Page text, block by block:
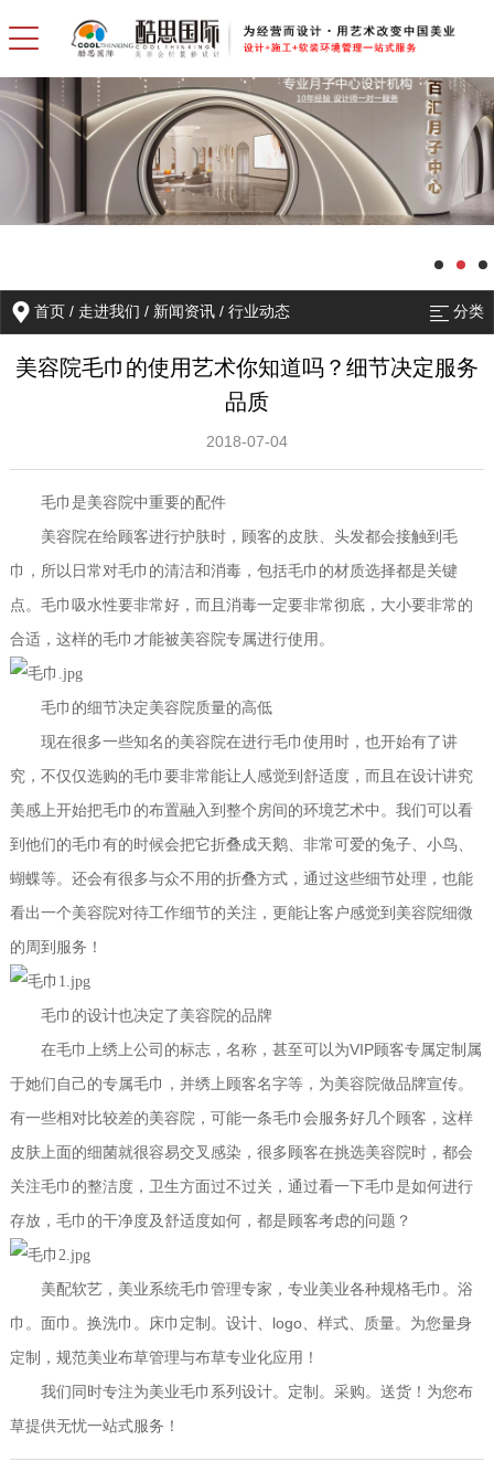
首页 / 走进我们 / 新闻资讯 /行业动态 分类
美容院毛巾的使用艺术你知道吗？细节决定服务
品质
2018-07-04
毛巾是美容院中重要的配件
美容院在给顾客进行护肤时，顾客的皮肤、头发都会接触到毛
巾，所以日常对毛巾的清洁和消毒，包括毛巾的材质选择都是关键
点。毛巾吸水性要非常好，而且消毒一定要非常彻底，大小要非常的
合适，这样的毛巾才能被美容院专属进行使用。
毛巾的细节决定美容院质量的高低
现在很多一些知名的美容院在进行毛巾使用时，也开始有了讲
究，不仅仅选购的毛巾要非常能让人感觉到舒适度，而且在设计讲究
美感上开始把毛巾的布置融入到整个房间的环境艺术中。我们可以看
到他们的毛巾有的时候会把它折叠成天鹅、非常可爱的兔子、小鸟、
蝴蝶等。还会有很多与众不用的折叠方式，通过这些细节处理，也能
看出一个美容院对待工作细节的关注，更能让客户感觉到美容院细微
的周到服务！
毛巾的设计也决定了美容院的品牌
在毛巾上绣上公司的标志，名称，甚至可以为VIP顾客专属定制属
于她们自己的专属毛巾，并绣上顾客名字等，为美容院做品牌宣传。
有一些相对比较差的美容院，可能一条毛巾会服务好几个顾客，这样
皮肤上面的细菌就很容易交叉感染，很多顾客在挑选美容院时，都会
关注毛巾的整洁度，卫生方面过不过关，通过看一下毛巾是如何进行
存放，毛巾的干净度及舒适度如何，都是顾客考虑的问题？
美配软艺，美业系统毛巾管理专家，专业美业各种规格毛巾。浴
巾。面巾。换洗巾。床巾定制。设计、 logo、样式、质量。为您量身
定制，规范美业布草管理与布草专业化应用！
我们同时专注为美业毛巾系列设计。定制。采购。送货！为您布
草提供无忧一站式服务！